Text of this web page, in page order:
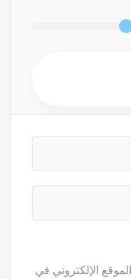
الإلكتروني في